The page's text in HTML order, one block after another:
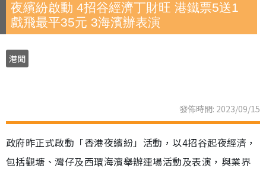
夜繽紛啟動 4招谷經濟丁財旺 港鐵票5送1
戲飛最平35元 3海濱辦表演
港聞
發佈時間: 2023/09/15
政府昨正式啟動「香港夜繽紛」活動，以4招谷起夜經濟，
包括觀塘、灣仔及西環海濱舉辦連場活動及表演，與業界